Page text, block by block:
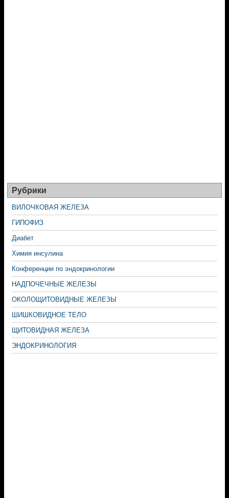
Рубрики
ВИЛОЧКОВАЯ ЖЕЛЕЗА
ГИПОФИЗ
Диабет
Химия инсулина
Конференции по эндокринологии
НАДПОЧЕЧНЫЕ ЖЕЛЕЗЫ
ОКОЛОЩИТОВИДНЫЕ ЖЕЛЕЗЫ
ШИШКОВИДНОЕ ТЕЛО
ЩИТОВИДНАЯ ЖЕЛЕЗА
ЭНДОКРИНОЛОГИЯ